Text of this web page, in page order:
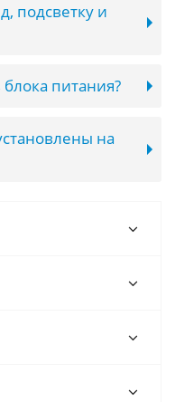
подсветку и
питания?
на